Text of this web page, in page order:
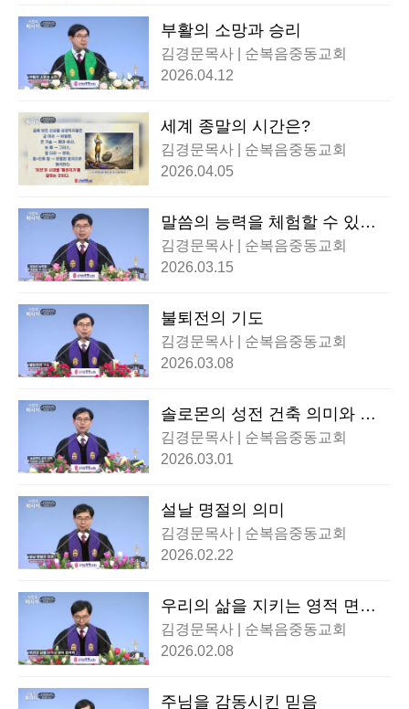
부활의 소망과 승리
김경문목사 | 순복음중동교회
2026.04.12
세계 종말의 시간은?
김경문목사 | 순복음중동교회
2026.04.05
말씀의 능력을 체험할 수 있는
길
김경문목사 | 순복음중동교회
2026.03.15
불퇴전의 기도
김경문목사 | 순복음중동교회
2026.03.08
솔로몬의 성전 건축 의미와 교
훈
김경문목사 | 순복음중동교회
2026.03.01
설날 명절의 의미
김경문목사 | 순복음중동교회
2026.02.22
우리의 삶을 지키는 영적 면역
력
김경문목사 | 순복음중동교회
2026.02.08
주님을 감동시킨 믿음